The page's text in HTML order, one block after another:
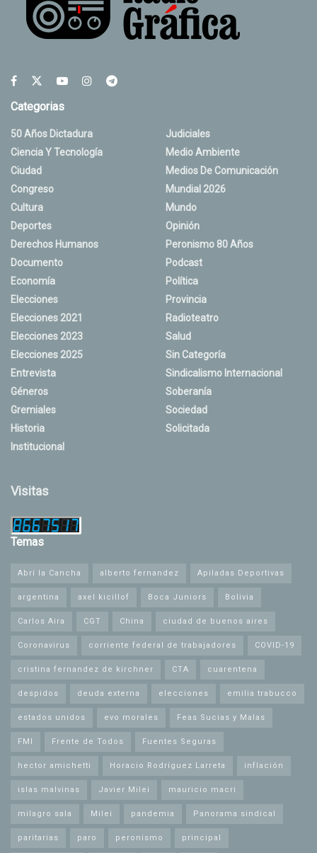
Categorias
50 Años Dictadura
Ciencia Y Tecnología
Ciudad
Congreso
Cultura
Deportes
Derechos Humanos
Documento
Economía
Elecciones
Elecciones 2021
Elecciones 2023
Elecciones 2025
Entrevista
Géneros
Gremiales
Historia
Institucional
Judiciales
Medio Ambiente
Medios De Comunicación
Mundial 2026
Mundo
Opinión
Peronismo 80 Años
Podcast
Política
Provincia
Radioteatro
Salud
Sin Categoría
Sindicalismo Internacional
Soberanía
Sociedad
Solicitada
Visitas
Temas
Abrí la Cancha alberto fernandez Apiladas Deportivas
argentina axel kicillof Boca Juniors Bolivia
Carlos Aira CGT China ciudad de buenos aires
Coronavirus corriente federal de trabajadores COVID-19
cristina fernandez de kirchner CTA cuarentena
despidos deuda externa elecciones emilia trabucco
estados unidos evo morales Feas Sucias y Malas
FMI Frente de Todos Fuentes Seguras
hector amichetti Horacio Rodríguez Larreta inflación
islas malvinas Javier Milei mauricio macri
milagro sala Milei pandemia Panorama sindical
paritarias paro peronismo principal